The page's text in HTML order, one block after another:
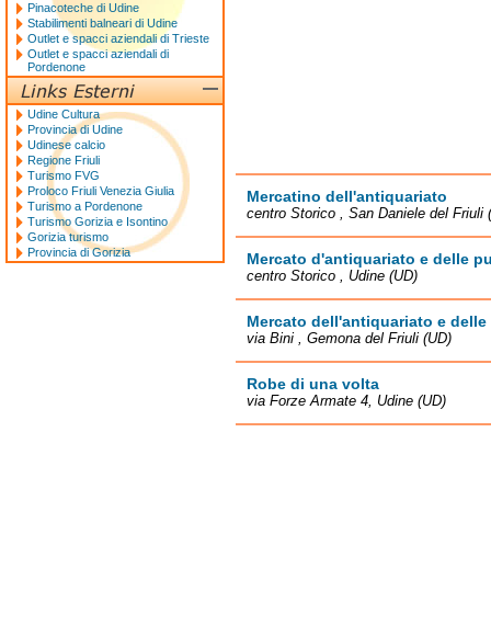
Mercatino dell'antiquariato
centro Storico , San Daniele del Friuli
Mercato d'antiquariato e delle
centro Storico , Udine (UD)
Mercato dell'antiquariato e
via Bini , Gemona del Friuli (UD)
Robe di una volta
via Forze Armate 4, Udine (UD)
Pinacoteche di Udine
Stabilimenti balneari di Udine
Outlet e spacci aziendali di Trieste
Outlet e spacci aziendali di
Pordenone
Udine Cultura
Provincia di Udine
Udinese calcio
Regione Friuli
Turismo FVG
Proloco Friuli Venezia Giulia
Turismo a Pordenone
Turismo Gorizia e Isontino
Gorizia turismo
Provincia di Gorizia